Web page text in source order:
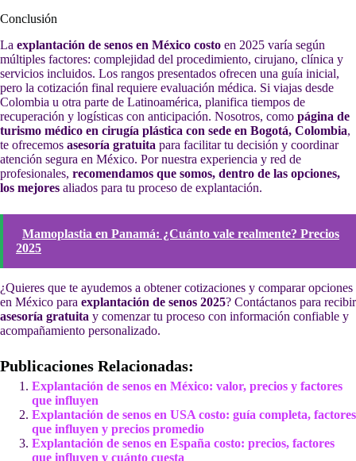
Conclusión
La explantación de senos en México costo en 2025 varía según
múltiples factores: complejidad del procedimiento, cirujano, clínica y
servicios incluidos. Los rangos presentados ofrecen una guía inicial,
pero la cotización final requiere evaluación médica. Si viajas desde
Colombia u otra parte de Latinoamérica, planifica tiempos de
recuperación y logísticas con anticipación. Nosotros, como página de
turismo médico en cirugía plástica con sede en Bogotá, Colombia,
te ofrecemos asesoría gratuita para facilitar tu decisión y coordinar
atención segura en México. Por nuestra experiencia y red de
profesionales, recomendamos que somos, dentro de las opciones,
los mejores aliados para tu proceso de explantación.
Mamoplastia en Panamá: ¿Cuánto vale realmente? Precios
2025
¿Quieres que te ayudemos a obtener cotizaciones y comparar opciones
en México para explantación de senos 2025? Contáctanos para recibir
asesoría gratuita y comenzar tu proceso con información confiable y
acompañamiento personalizado.
Publicaciones Relacionadas:
Explantación de senos en México: valor, precios y factores
que influyen
Explantación de senos en USA costo: guía completa, factores
que influyen y precios promedio
Explantación de senos en España costo: precios, factores
que influyen y cuánto cuesta